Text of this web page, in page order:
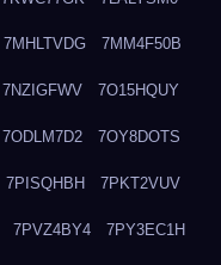
7MHLTVDG 7MM4F50B
7NZIGFWV 7O15HQUY
7ODLM7D2 7OY8DOTS
7PISQHBH 7PKT2VUV
7PVZ4BY4 7PY3EC1H